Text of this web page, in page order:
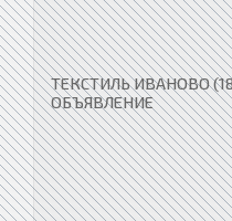
ТЕКСТИЛЬ ИВАНОВО
ОБЪЯВЛЕНИЕ